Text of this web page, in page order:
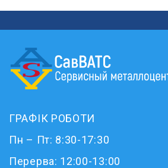
ГРАФІК РОБОТИ
Пн – Пт: 8:30-17:30
Перерва: 12:00-13:00